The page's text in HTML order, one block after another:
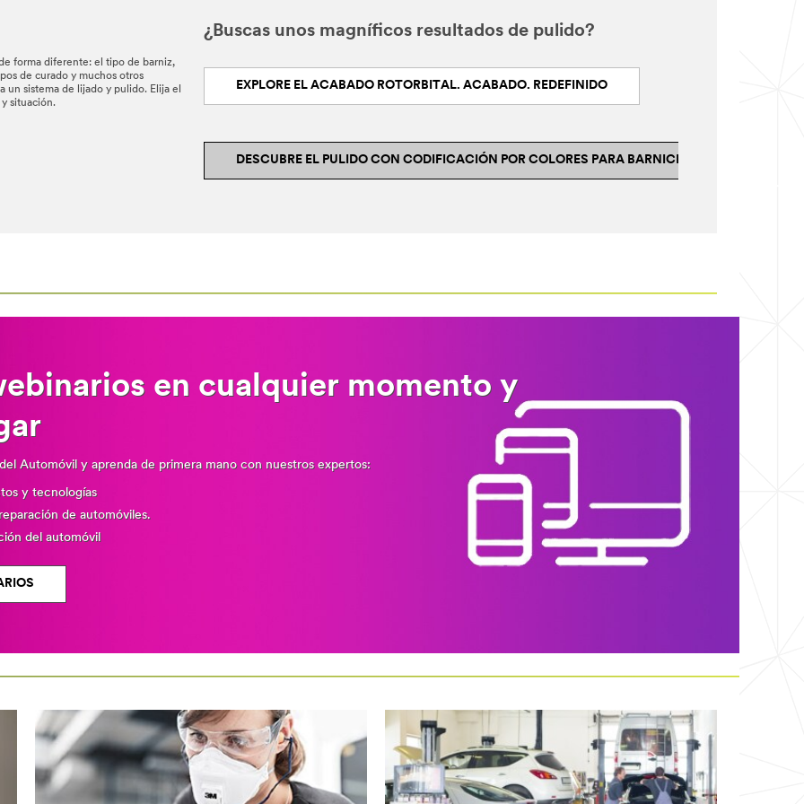
forma diferente: el tipo de barniz,
de curado y muchos otros
sistema de lijado y pulido. Elija el
y situación.
¿Buscas unos magníficos resultados de pulido?
EXPLORE EL ACABADO ROTORBITAL. ACABADO. REDEFINIDO
DESCUBRE EL PULIDO CON CODIFICACIÓN POR COLORES PARA BARNICES CURADOS
en cualquier momento y
Automóvil y aprenda de primera mano con nuestros expertos:
y tecnologías
de automóviles.
del automóvil